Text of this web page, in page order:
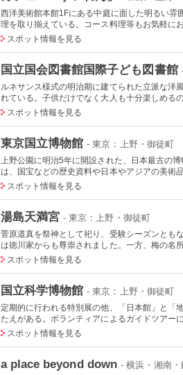
西洋美術館本館1Fにある中庭に面した明るい
理を取り揃えている。コース料理等もお気軽に
スポット情報を見る
国立国会図書館国際子ども図書館
ルネサンス様式の明治期に建てられた立派な洋
れている。子供だけでなく大人も十分楽しめる
スポット情報を見る
東京国立博物館 - 東京：上野・御徒町
上野公園に明治5年に開設された、日本最古の
は、国宝などの歴史資料や日本やアジアの美術
スポット情報を見る
湯島天満宮 - 東京：上野・御徒町
菅原道真を祭神として祀り、受験シーズンとも
は徳川家からも尊崇されました。一方、梅の名
スポット情報を見る
国立科学博物館 - 東京：上野・御徒町
定期的に行われる特別展の他、「日本館」と「
たえがある。ボランティアによるガイドツアー
スポット情報を見る
a place beyond down - 横浜・湘南